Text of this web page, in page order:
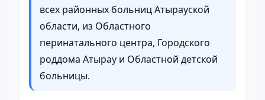
всех районных больниц Атырауской
области, из Областного
перинатального центра, Городского
роддома Атырау и Областной детской
больницы.